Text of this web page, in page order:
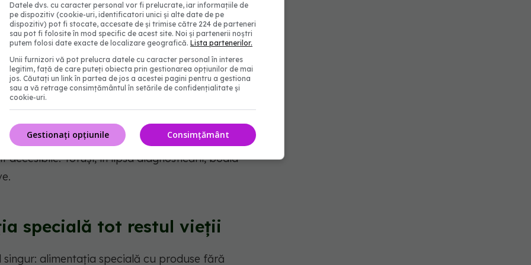
subțire, care nu mai poate digera alimentele și
de la tulburări digestive de orice fel, la
periferică sau osteoporoză precoce. Ele pot fi
malabsorbție, cu tulburări endocrinologice sau
simptomele sunt complexe, nespecifice,
necesită monitorizare continuă și mai
accesibile. Totuși, în lipsa diagnosticării, boala
specială tot restul vieții
alimentația specială cu produse fără
Datele dvs. cu caracter personal vor fi prelucrate, iar informațiile de
pe dispozitiv (cookie-uri, identificatori unici și alte date de pe
dispozitiv) pot fi stocate, accesate de și trimise către 224 de parteneri
sau pot fi folosite în mod specific de acest site. Noi și partenerii noștri
putem folosi date exacte de localizare geografică. Lista partenerilor.
Unii furnizori vă pot prelucra datele cu caracter personal în interes
legitim, față de care puteți obiecta prin gestionarea opțiunilor de mai
jos. Căutați un link în partea de jos a acestei pagini pentru a gestiona
sau a vă retrage consimțământul în setările de confidențialitate și
cookie-uri.
Consimțământ
Gestionați opțiunile